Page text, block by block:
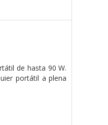
de hasta 90 W.
portátil a plena